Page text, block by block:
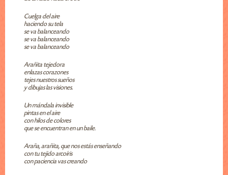
Cuelga del aire
haciendo su tela
se va balanceando
se va balanceando
se va balanceando
Arañita tejedora
enlazas corazones
tejes nuestros sueños
y dibujas las visiones.
Un mándala invisible
pintas en el aire
con hilos de colores
que se encuentran en un baile.
Araña, arañita, que nos estás enseñando
con tu tejido arcoíris
con paciencia vas creando